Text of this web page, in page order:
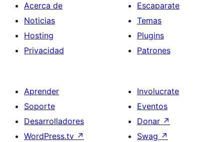
Acerca de
Noticias
Hosting
Privacidad
Escaparate
Temas
Plugins
Patrones
Aprender
Soporte
Desarrolladores
WordPress.tv ↗
Involucrate
Eventos
Donar ↗
Swag ↗